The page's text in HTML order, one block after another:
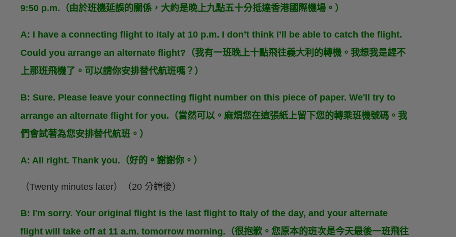
9:50 p.m.（由於班機延誤的關係，大約是晚上九點五十分抵達香港國際機場。）
A: I have a connecting flight to Italy at 10 p.m. I don’t think I’ll be able to catch the flight.
Could you arrange an alternate flight?（我有一班晚上十點飛往義大利的轉機。我想我是趕不
上那班飛機了。可以請你安排替代航班嗎？）
B: Sure. Please leave your connecting flight number on this piece of paper. We'll try to
arrange an alternate flight for you.（當然可以。麻煩您在這張紙上留下您的轉乘班機號碼。我
們會試著為您安排替代航班。）
A: All right. Thank you.（好的。謝謝你。）
（Twenty minutes later）（20 分鐘後）
B: I'm sorry. Your original flight is the last flight to Italy of the day, and your alternate
flight will take off at 11 a.m. tomorrow morning.（很抱歉。您原本的班次是今天最後一班飛往